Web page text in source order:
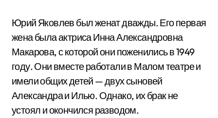
Юрий Яковлев был женат дважды. Его первая
жена была актриса Инна Александровна
Макарова, с которой они поженились в 1949
году. Они вместе работали в Малом театре и
имели общих детей — двух сыновей
Александра и Илью. Однако, их брак не
устоял и окончился разводом.